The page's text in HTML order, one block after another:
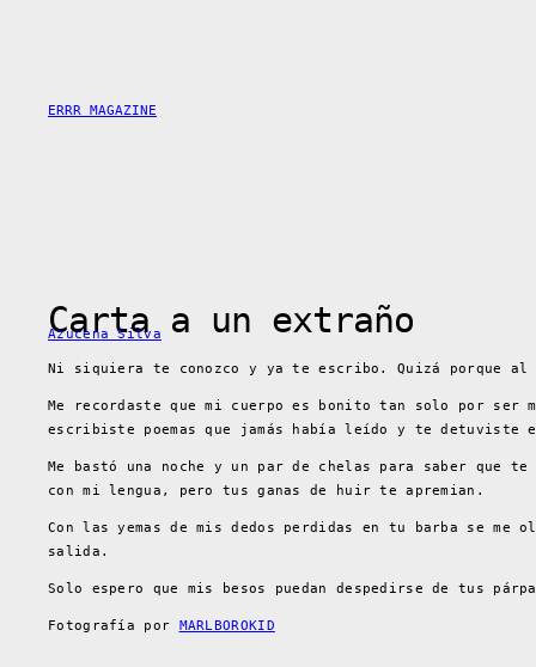
ERRR MAGAZINE
Carta a un extraño
Azucena Silva
Ni siquiera te conozco y ya te escribo. Quizá porque
Me recordaste que mi cuerpo es bonito tan solo por
escribiste poemas que jamás había leído y te detuviste
Me bastó una noche y un par de chelas para saber que
con mi lengua, pero tus ganas de huir te apremian.
Con las yemas de mis dedos perdidas en tu barba se
salida.
Solo espero que mis besos puedan despedirse de tus
Fotografía por MARLBOROKID